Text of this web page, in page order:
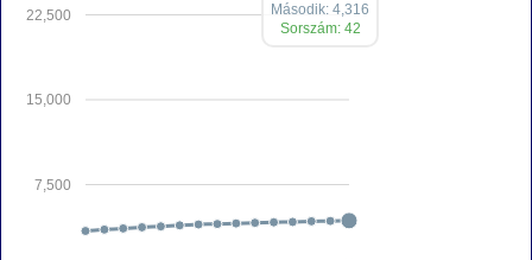
7,500
15,000
22,500
Második: 4,316
Sorszám: 42